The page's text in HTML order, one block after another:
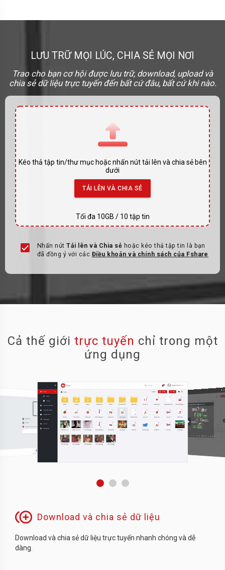
LƯU TRỮ MỌI LÚC, CHIA SẺ MỌI NƠI
Trao cho bạn cơ hội được lưu trữ, download, upload và
chia sẻ dữ liệu trực tuyến đến bất cứ đâu, bất cứ khi nào.
Kéo thả tập tin/thư mục hoặc nhấn nút tải lên và chia sẻ bên
dưới
TẢI LÊN VÀ CHIA SẺ
Tối đa 10GB / 10 tập tin
Nhấn nútTải lên và Chia sẻ hoặc kéo thả tập tin là bạn
đã đồng ý với các Điều khoản và chính sách của Fshare
Cả thế giới trực tuyến chỉ trong một
ứng dụng
0
control_point_duplicate Download và chia sẻ dữ liệu
Download và chia sẻ dữ liệu trực tuyến nhanh chóng và dễ
dàng.